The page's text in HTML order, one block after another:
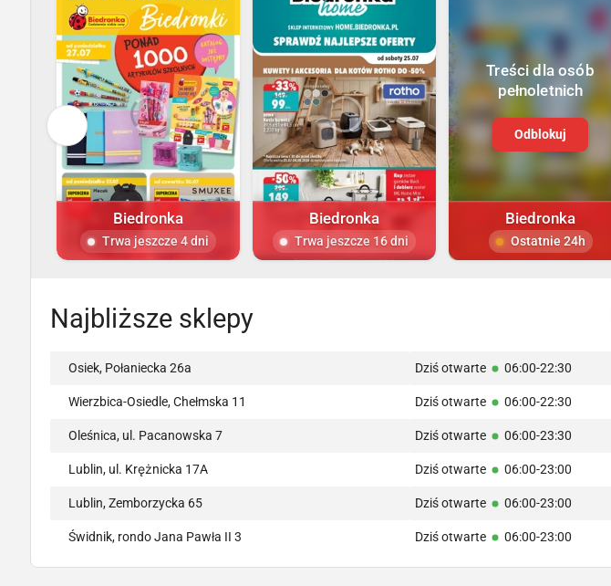
Biedronka
Trwa jeszcze 4 dni
Biedronka
Trwa jeszcze 16 dni
Treści dla osób
pełnoletnich
Odblokuj
Biedronka
Ostatnie 24h
Najbliższe sklepy
Osiek, Połaniecka 26a Dziś otwarte 06:00-22:30
Wierzbica-Osiedle, Chełmska 11 Dziś otwarte 06:00-22:30
Oleśnica, ul. Pacanowska 7 Dziś otwarte 06:00-23:30
Lublin, ul. Krężnicka 17A Dziś otwarte 06:00-23:00
Lublin, Zemborzycka 65 Dziś otwarte 06:00-23:00
Świdnik, rondo Jana Pawła II 3 Dziś otwarte 06:00-23:00